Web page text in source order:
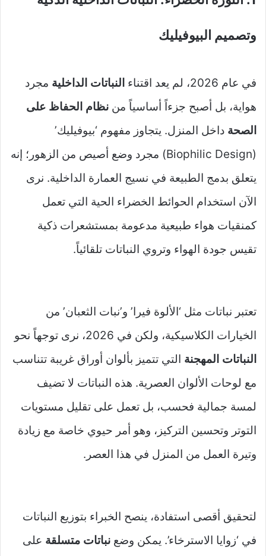
وتصميم البيوفيليك
في عام 2026، لم يعد اقتناء النباتات الداخلية مجرد
هواية، بل أصبح جزءاً أساسياً من نظام الحفاظ على
الصحة داخل المنزل. يتجاوز مفهوم ‘بيوفيليك’
(Biophilic Design) مجرد وضع أصيص من الزهور؛ إنه
يتعلق بدمج الطبيعة في نسيج العمارة الداخلية. نرى
الآن استخدام الحوائط الخضراء الحية التي تعمل
كمنقيات هواء طبيعية مدعومة بمستشعرات ذكية
تقيس جودة الهواء وتروي النباتات تلقائياً.
تعتبر نباتات مثل ‘الألوة فيرا’ و’نبات الثعبان’ من
الخيارات الكلاسيكية، ولكن في 2026، نرى توجهاً نحو
النباتات المهجنة التي تتميز بألوان أوراق غريبة تتناسب
مع لوحات الألوان العصرية. هذه النباتات لا تضيف
لمسة جمالية فحسب، بل تعمل على تقليل مستويات
التوتر وتحسين التركيز، وهو أمر حيوي خاصة مع زيادة
وتيرة العمل من المنزل في هذا العصر.
لتحقيق أقصى استفادة، ينصح الخبراء بتوزيع النباتات
في ‘زوايا الاسترخاء’. يمكن وضع نباتات متسلقة على